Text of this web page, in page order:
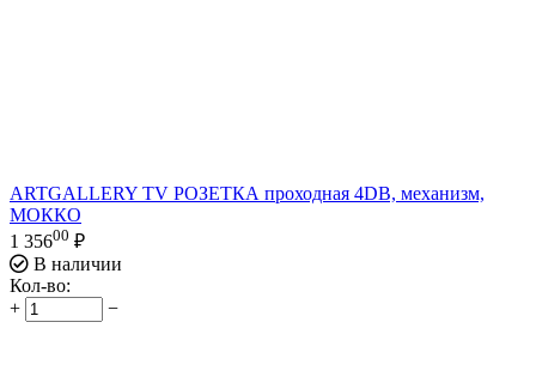
ARTGALLERY TV РОЗЕТКА проходная 4DB, механизм,
МОККО
1 35600 ₽
В наличии
Кол-во:
+
−